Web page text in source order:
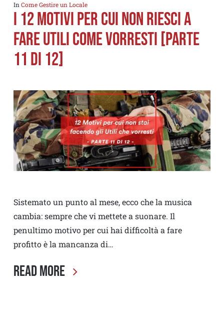
InCome Gestire un Locale
I 12 MOTIVI PER CUI NON RIESCI A
FARE UTILI COME VORRESTI [PARTE
11 di 12]
Sistemato un punto al mese, ecco che la musica
cambia: sempre che vi mettete a suonare. Il
penultimo motivo per cui hai difficoltà a fare
profitto è la mancanza di…
Read More